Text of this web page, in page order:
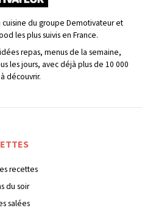
du groupe Demotivateur et
les plus suivis en France.
repas, menus de la semaine,
les jours, avec déjà plus de 10 000
découvrir.
recettes
du soir
salées